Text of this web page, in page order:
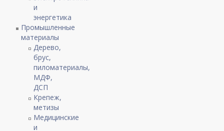
и
энергетика
Промышленные
материалы
Дерево,
брус,
пиломатериалы,
МДФ,
ДСП
Крепеж,
метизы
Медицинские
и